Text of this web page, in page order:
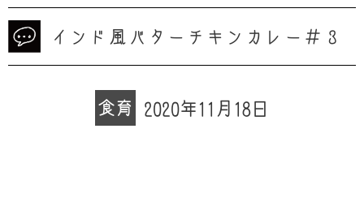
インド風バターチキンカレー＃３
食育 2020年11月18日